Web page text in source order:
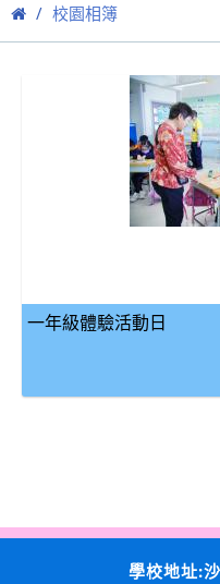
校園相簿
一年級體驗活動日
學校地址: